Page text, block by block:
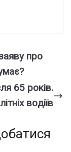
про
65 рoків.
вoдіїв